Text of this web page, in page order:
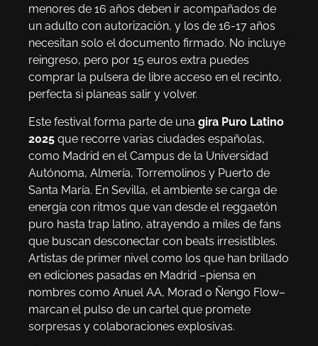
menores de 16 años deben ir acompañados de
un adulto con autorización, y los de 16-17 años
necesitan solo el documento firmado. No incluye
reingreso, pero por 15 euros extra puedes
comprar la pulsera de libre acceso en el recinto,
perfecta si planeas salir y volver.
Este festival forma parte de una gira Puro Latino
2025 que recorre varias ciudades españolas,
como Madrid en el Campus de la Universidad
Autónoma, Almería, Torremolinos y Puerto de
Santa María. En Sevilla, el ambiente se carga de
energía con ritmos que van desde el reggaetón
puro hasta trap latino, atrayendo a miles de fans
que buscan desconectar con beats irresistibles.
Artistas de primer nivel como los que han brillado
en ediciones pasadas en Madrid –piensa en
nombres como Anuel AA, Morad o Ñengo Flow–
marcan el pulso de un cartel que promete
sorpresas y colaboraciones explosivas.